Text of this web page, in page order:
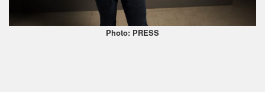
Photo: PRESS